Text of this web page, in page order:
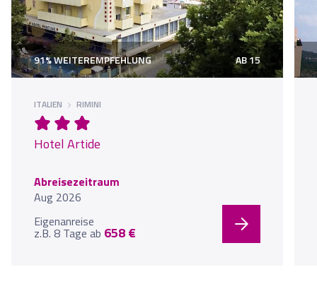
91% WEITEREMPFEHLUNG AB 15
ITALIEN RIMINI
Hotel Artide
Abreisezeitraum
Aug 2026
Eigenanreise
z.B. 8 Tage ab 658 €